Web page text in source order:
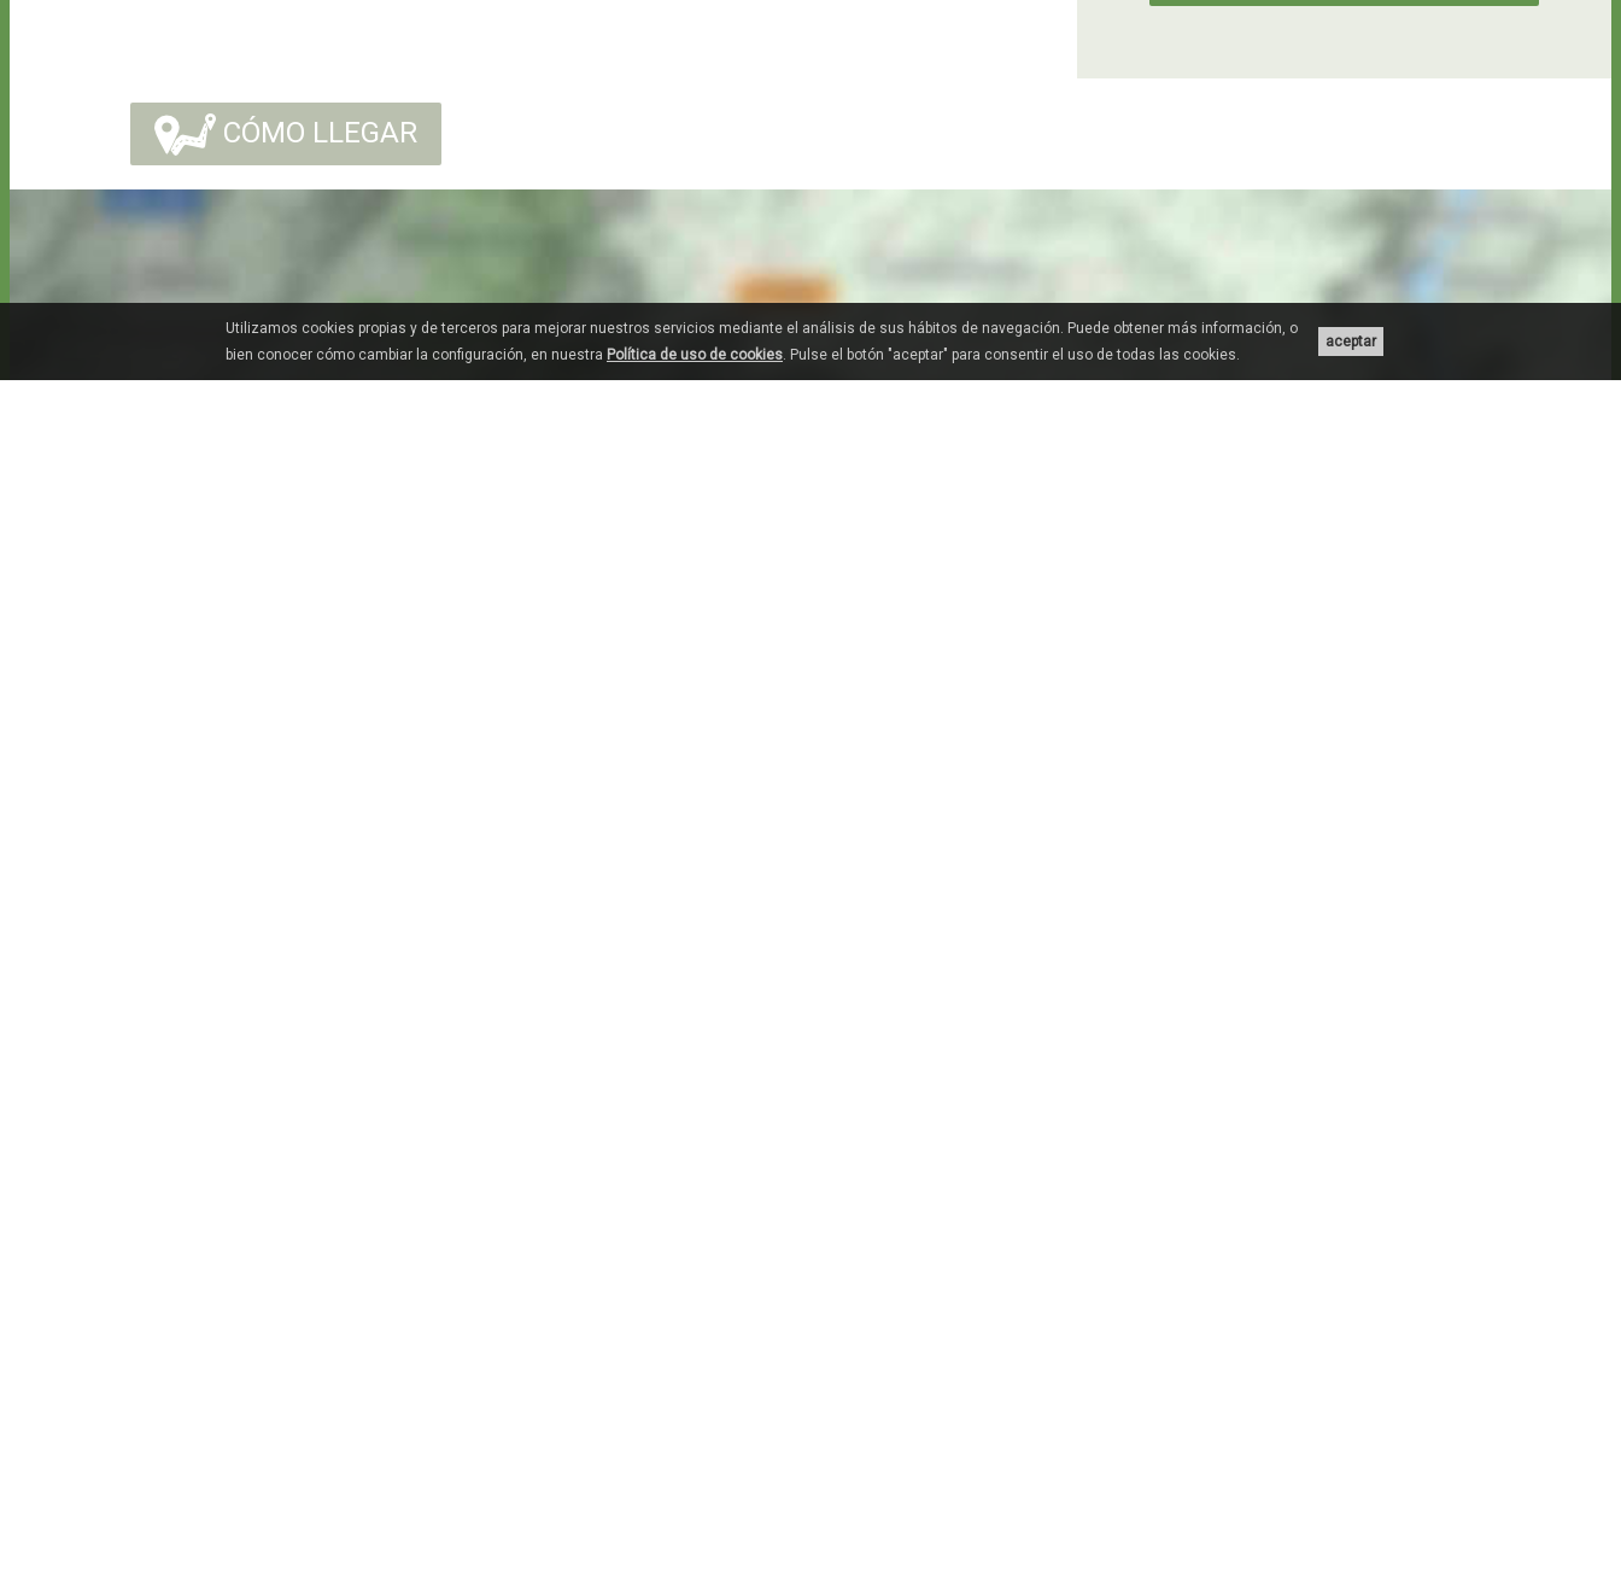
CÓMO LLEGAR
aceptar
Utilizamos cookies propias y de terceros para mejorar nuestros servicios mediante el análisis de sus hábitos de navegación. Puede obtener más información, o
bien conocer cómo cambiar la configuración, en nuestra Política de uso de cookies. Pulse el botón "aceptar" para consentir el uso de todas las cookies.